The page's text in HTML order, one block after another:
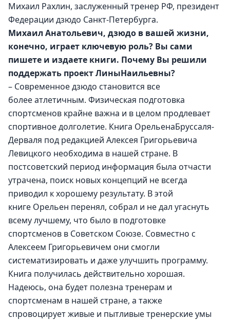
Михаил Рахлин, заслуженный тренер РФ, президент
Федерации дзюдо Санкт-Петербурга.
Михаил Анатольевич, дзюдо в вашей жизни,
конечно, играет ключевую роль? Вы сами
пишете и издаете книги. Почему Вы решили
поддержать проект ЛиныНаильевны?
– Современное дзюдо становится все
более атлетичным. Физическая подготовка
спортсменов крайне важна и в целом продлевает
спортивное долголетие. Книга ОрельенаБруссаля-
Дерваля под редакцией Алексея Григорьевича
Левицкого необходима в нашей стране. В
постсоветский период информация была отчасти
утрачена, поиск новых концепций не всегда
приводил к хорошему результату. В этой
книге Орельен перенял, собрал и не дал угаснуть
всему лучшему, что было в подготовке
спортсменов в Советском Союзе. Совместно с
Алексеем Григорьевичем они смогли
систематизировать и даже улучшить программу.
Книга получилась действительно хорошая.
Надеюсь, она будет полезна тренерам и
спортсменам в нашей стране, а также
спровоцирует живые и пытливые тренерские умы